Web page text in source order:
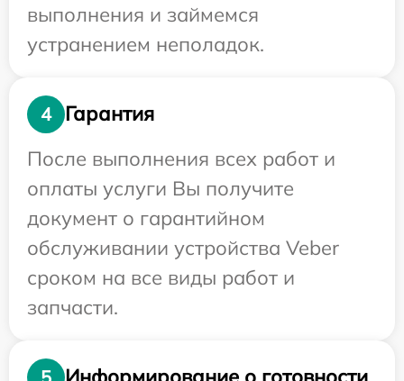
выполнения и займемся
устранением неполадок.
4
Гарантия
После выполнения всех работ и
оплаты услуги Вы получите
документ о гарантийном
обслуживании устройства Veber
сроком на все виды работ и
запчасти.